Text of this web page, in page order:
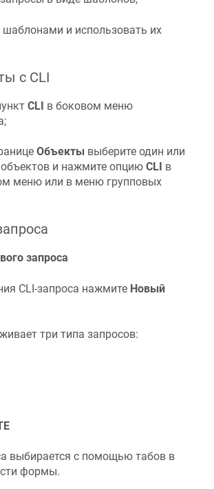
шаблонами и использовать их
с CLI
CLI в боковом меню
Объекты выберите один или
и нажмите опцию CLI в
меню или в меню групповых
запроса
CLI-запроса нажмите Новый
три типа запросов:
выбирается с помощью табов в
формы.